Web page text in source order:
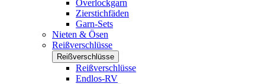
Overlockgarn
Zierstichfäden
Garn-Sets
Nieten & Ösen
Reißverschlüsse
Reißverschlüsse
Reißverschlüsse
Endlos-RV